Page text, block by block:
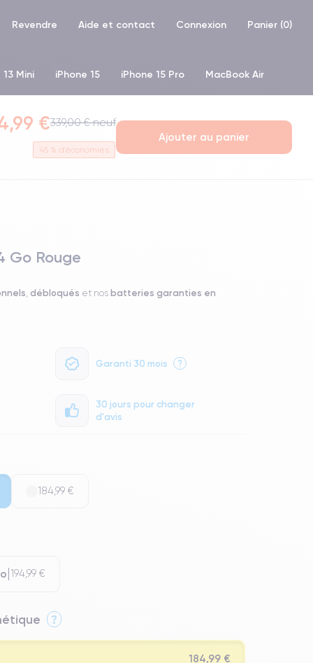
Revendre Aide et contact Connexion Panier (0)
Mini iPhone 15 iPhone 15 Pro MacBook Air
XR iPhone SE 2 (2020)
€339,00 € neuf
45 % d'économies
Ajouter au panier
Go Rouge
débloqués et nos batteries garanties en
Garanti 30 mois ?
30 jours pour changer
d'avis
184,99 €
194,99 €
?
184,99 €